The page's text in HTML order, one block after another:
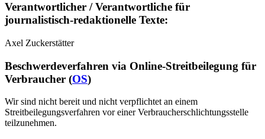
Verantwortlicher / Verantwortliche für
journalistisch-redaktionelle Texte:
Axel Zuckerstätter
Beschwerdeverfahren via Online-Streitbeilegung für
Verbraucher (OS)
Wir sind nicht bereit und nicht verpflichtet an einem
Streitbeilegungsverfahren vor einer Verbraucherschlichtungsstelle
teilzunehmen.